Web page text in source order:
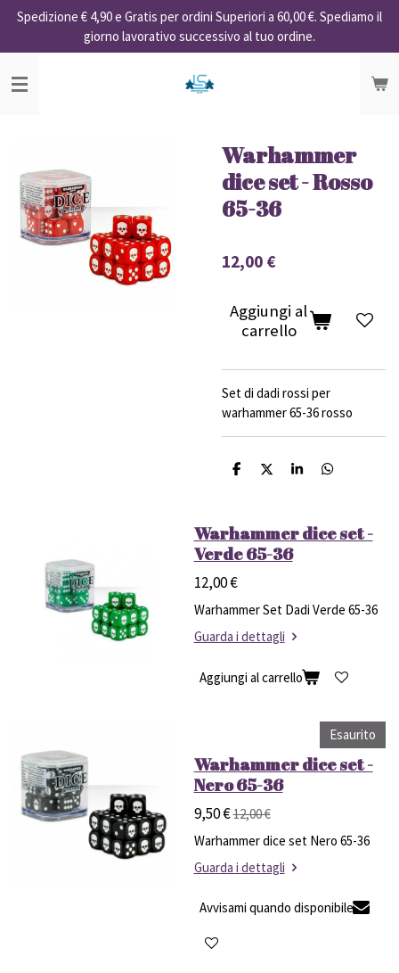
Vai
contenuto
principale
Spedizione € 4,90 e Gratis per ordini Superiori a 60,00 €. Spediamo il
giorno lavorativo successivo al tuo ordine.
Warhammer
dice set - Rosso
65-36
12,00 €
Aggiungi al
carrello
Set di dadi rossi per
warhammer 65-36 rosso
C
i
v
i
i
C
i
v
i
C
i
v
C
i
v
Warhammer dice set -
Verde 65-36
12,00 €
Warhammer Set Dadi Verde 65-36
Guarda i dettagli
Aggiungi al carrello
Esaurito
Warhammer dice set -
Nero 65-36
9,50 €12,00 €
Warhammer dice set Nero 65-36
Guarda i dettagli
Avvisami quando disponibile